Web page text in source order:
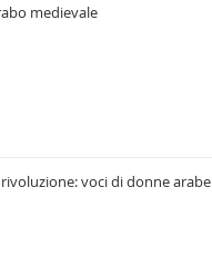
medievale
voci di donne arabe